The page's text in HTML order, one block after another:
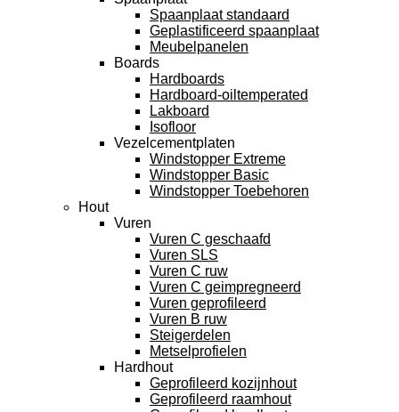
Spaanplaat standaard
Geplastificeerd spaanplaat
Meubelpanelen
Boards
Hardboards
Hardboard-oiltemperated
Lakboard
Isofloor
Vezelcementplaten
Windstopper Extreme
Windstopper Basic
Windstopper Toebehoren
Hout
Vuren
Vuren C geschaafd
Vuren SLS
Vuren C ruw
Vuren C geimpregneerd
Vuren geprofileerd
Vuren B ruw
Steigerdelen
Metselprofielen
Hardhout
Geprofileerd kozijnhout
Geprofileerd raamhout